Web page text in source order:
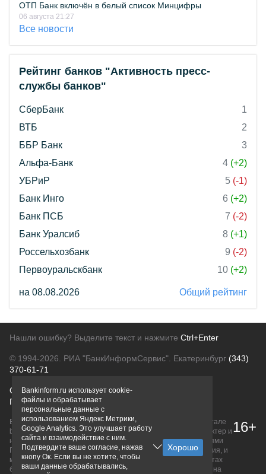
ОТП Банк включён в белый список Минцифры
06 августа 21:27
Все новости
Рейтинг банков "Активность пресс-
службы банков"
СберБанк
1
ВТБ
2
ББР Банк
3
Альфа-Банк
4 (+2)
УБРиР
5 (-1)
Банк Инго
6 (+2)
Банк ПСБ
7 (-2)
Банк Уралсиб
8 (+1)
Россельхозбанк
9 (-2)
Первоуральскбанк
10 (+2)
на 08.08.2026 Общий рейтинг
Нашли ошибку? Выделите текст и нажмите Ctrl+Enter
© 1994-2026. РИА "БанкИнформСервис". Екатеринбург (343)
370-61-71
О проектеПолитика конфиденциальности
Правовая информацияДля рекламодателей
Вся информация о продуктах банков, размещенная на портале
bankinform.ru, носит исключительно ознакомительный характер и
не является публичной офертой, определяемой положениями
ГК РФ. Информация не содержит точного и полного описания, и
может быть изменена. Конечные условия уточняйте на сайтах
банков или при личном обращении. Исключительное право на
16+
Bankinform.ru использует cookie-
файлы и обрабатывает
персональные данные с
использованием Яндекс Метрики,
Google Analytics. Это улучшает работу
сайта и взаимодействие с ним.
Подтвердите ваше согласие, нажав
кнопу Ок. Если вы не хотите, чтобы
ваши данные обрабатывались,